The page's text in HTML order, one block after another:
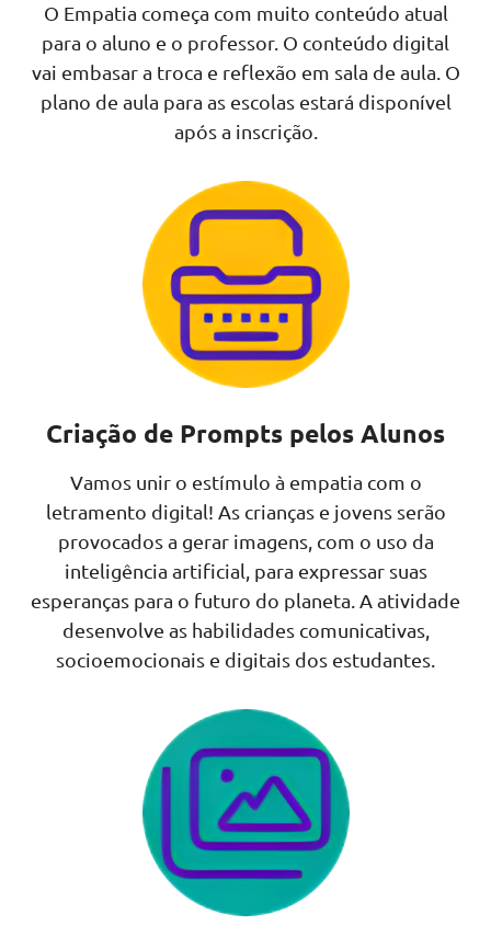
O Empatia começa com muito conteúdo atual
para o aluno e o professor. O conteúdo digital
vai embasar a troca e reflexão em sala de aula. O
plano de aula para as escolas estará disponível
após a inscrição.
Criação de Prompts pelos Alunos
Vamos unir o estímulo à empatia com o
letramento digital! As crianças e jovens serão
provocados a gerar imagens, com o uso da
inteligência artificial, para expressar suas
esperanças para o futuro do planeta. A atividade
desenvolve as habilidades comunicativas,
socioemocionais e digitais dos estudantes.